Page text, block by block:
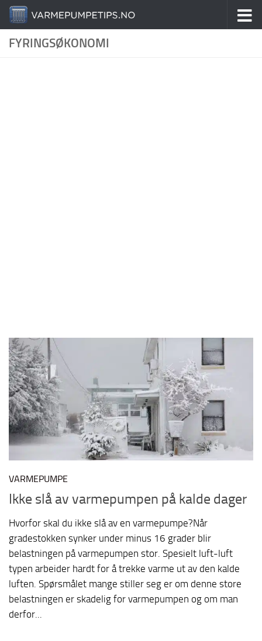
Skip to content
FYRINGSØKONOMI
VARMEPUMPE
Ikke slå av varmepumpen på kalde dager
Hvorfor skal du ikke slå av en varmepumpe?Når
gradestokken synker under minus 16 grader blir
belastningen på varmepumpen stor. Spesielt luft-luft
typen arbeider hardt for å trekke varme ut av den kalde
luften. Spørsmålet mange stiller seg er om denne store
belastningen er skadelig for varmepumpen og om man
derfor...